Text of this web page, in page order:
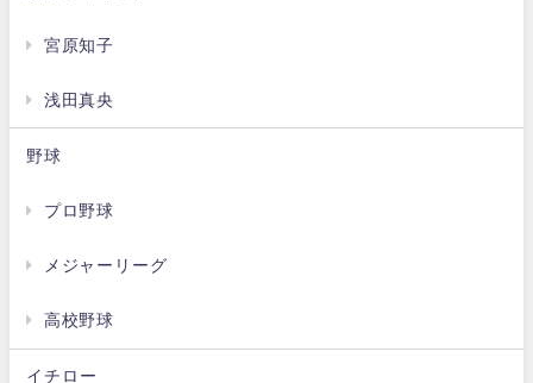
宮原知子
浅田真央
野球
プロ野球
メジャーリーグ
高校野球
イチロー